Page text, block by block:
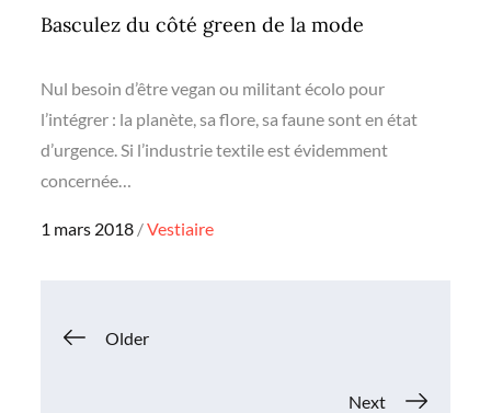
Basculez du côté green de la mode
Nul besoin d’être vegan ou militant écolo pour
l’intégrer : la planète, sa flore, sa faune sont en état
d’urgence. Si l’industrie textile est évidemment
concernée…
Posted
1 mars 2018 Vestiaire
Navigation
Older
Next